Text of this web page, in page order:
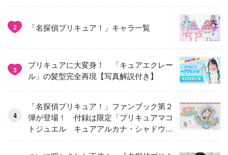
2 「名探偵プリキュア！」キャラ一覧
3
プリキュアに大変身！ 「キュアエクレー
ル」の髪型完全再現【写真解説付き】
「名探偵プリキュア！」ファンブック第２
弾が登場！ 付録は限定「プリキュアマコ
トジュエル キュアアルカナ・シャドウ
アイスver.」 キュアエクレールを大特